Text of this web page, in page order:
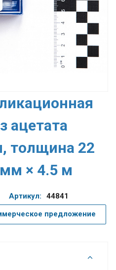
ацетата
толщина 22
× 4.5 м
Артикул:
44841
предложение